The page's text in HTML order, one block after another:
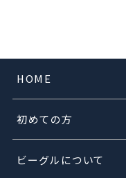
HOME
初めての方
ビーグルについて